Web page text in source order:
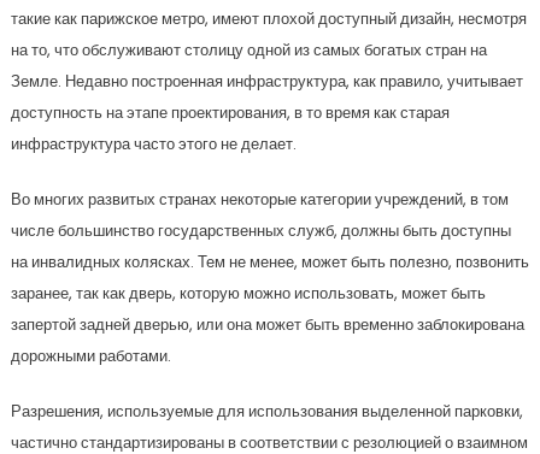
такие как парижское метро, имеют плохой доступный дизайн, несмотря
на то, что обслуживают столицу одной из самых богатых стран на
Земле. Недавно построенная инфраструктура, как правило, учитывает
доступность на этапе проектирования, в то время как старая
инфраструктура часто этого не делает.
Во многих развитых странах некоторые категории учреждений, в том
числе большинство государственных служб, должны быть доступны
на инвалидных колясках. Тем не менее, может быть полезно, позвонить
заранее, так как дверь, которую можно использовать, может быть
запертой задней дверью, или она может быть временно заблокирована
дорожными работами.
Разрешения, используемые для использования выделенной парковки,
частично стандартизированы в соответствии с резолюцией о взаимном